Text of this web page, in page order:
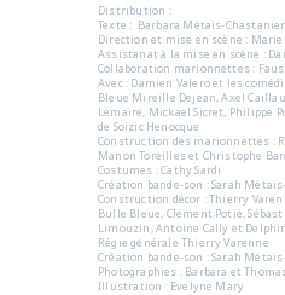
Distribution :
Texte : Barbara Métais-Chastanier
Direction et mise en scène : Marie
Assistanat à la mise en scène :
Collaboration marionnettes :
Avec : Damien Valero et les
Bleue Mireille Dejean, Axel
Lemaire, Mickael Sicret, Philippe
de Soizic Henocque
Construction des marionnettes :
Manon Toreilles et Christophe
Costumes : Cathy Sardi
Création bande-son : Sarah
Construction décor : Thierry
Bulle Bleue, Clément Potié,
Limouzin, Antoine Cally et
Régie générale Thierry Varenne
Création bande-son : Sarah
Photographies : Barbara et
Illustration : Evelyne Mary